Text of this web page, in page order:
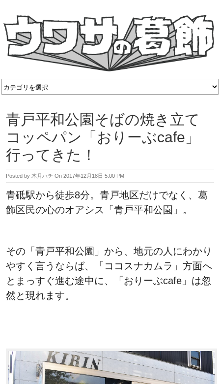
青戸平和公園そばの焼き立て
コッペパン「おりーぶcafe」
行ってきた！
Posted by 木月ハチ On 2017年12月18日 5:00 PM
青砥駅から徒歩8分。青戸地区だけでなく、葛
飾区民の心のオアシス「青戸平和公園」。
その「青戸平和公園」から、地元の人にわかり
やすく言うならば、「ココスナカムラ」方面へ
とまっすぐ進む途中に、「おりーぶcafe」は忽
然と現れます。